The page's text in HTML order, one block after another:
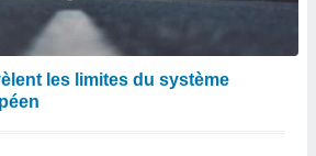
les limites du système